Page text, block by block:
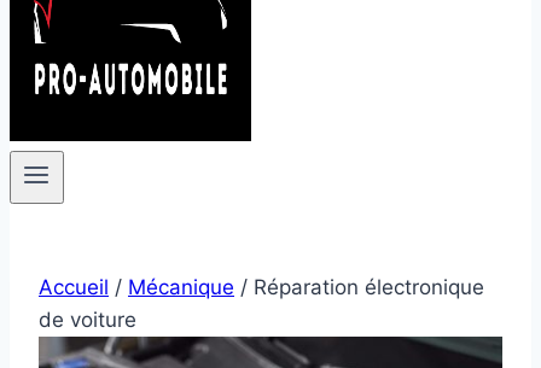
Accueil / Mécanique / Réparation électronique
de voiture